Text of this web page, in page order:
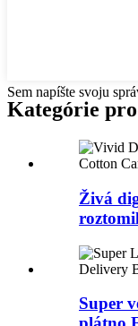
Sem napíšte svoju
Kategórie
Živá
Super